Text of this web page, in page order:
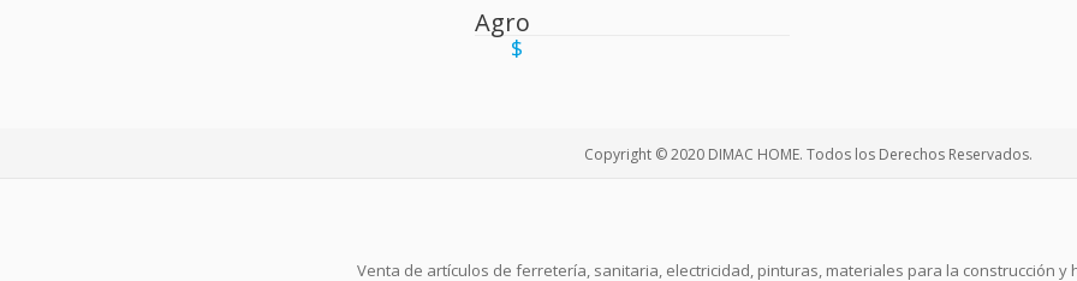
Agro
$
Copyright © 2020 DIMAC HOME. Todos los Derechos Reservados.
Venta de artículos de ferretería, sanitaria, electricidad, pinturas, materiales para la construcción